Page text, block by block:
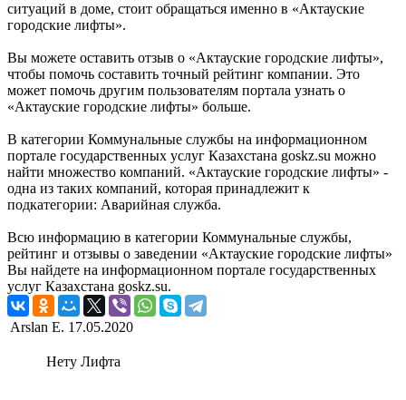
ситуаций в доме, стоит обращаться именно в «Актауские
городские лифты».
Вы можете оставить отзыв о «Актауские городские лифты»,
чтобы помочь составить точный рейтинг компании. Это
может помочь другим пользователям портала узнать о
«Актауские городские лифты» больше.
В категории Коммунальные службы на информационном
портале государственных услуг Казахстана goskz.su можно
найти множество компаний. «Актауские городские лифты» -
одна из таких компаний, которая принадлежит к
подкатегории: Аварийная служба.
Всю информацию в категории Коммунальные службы,
рейтинг и отзывы о заведении «Актауские городские лифты»
Вы найдете на информационном портале государственных
услуг Казахстана goskz.su.
Arslan E. 17.05.2020
Нету Лифта